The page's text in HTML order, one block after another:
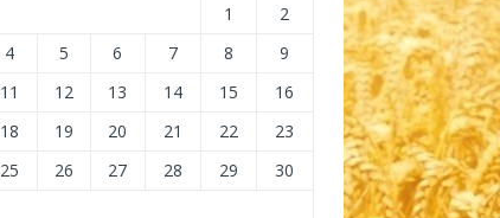
1
2
4 5 6 7 8
9
11 12 13 14 15
16
18 19 20 21 22
23
25 26 27 28 29
30